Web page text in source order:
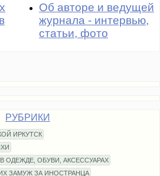
Об авторе и ведущей
журнала - интервью,
статьи, фото
РУБРИКИ
ИРКУТСК
ОДЕЖДЕ, ОБУВИ, АКСЕССУАРАХ
ЗАМУЖ ЗА ИНОСТРАНЦА